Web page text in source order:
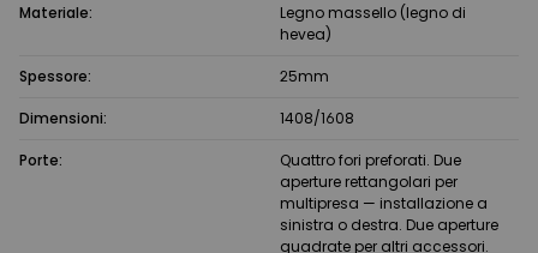
Materiale:
Legno massello (legno di
hevea)
Spessore: 25mm
Dimensioni: 1408/1608
Porte:
Quattro fori preforati. Due
aperture rettangolari per
multipresa — installazione a
sinistra o destra. Due aperture
quadrate per altri accessori.